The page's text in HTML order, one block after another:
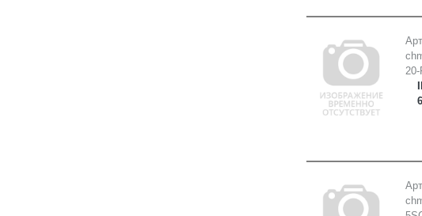
20-